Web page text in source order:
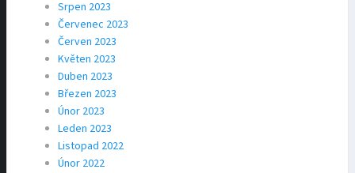
Srpen 2023
Červenec 2023
Červen 2023
Květen 2023
Duben 2023
Březen 2023
Únor 2023
Leden 2023
Listopad 2022
Únor 2022